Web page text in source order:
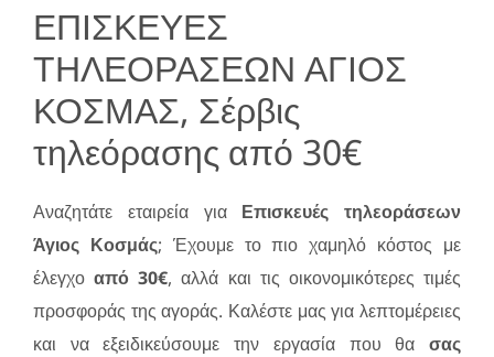
ΕΠΙΣΚΕΥΕΣ
ΤΗΛΕΟΡΑΣΕΩΝ ΑΓΙΟΣ
ΚΟΣΜΑΣ, Σέρβις
τηλεόρασης από 30€
Αναζητάτε εταιρεία για Επισκευές τηλεοράσεων
Άγιος Κοσμάς; Έχουμε το πιο χαμηλό κόστος με
έλεγχοαπό 30€, αλλά και τις οικονομικότερες τιμές
προσφοράς της αγοράς. Καλέστε μας για λεπτομέρειες
και να εξειδικεύσουμε την εργασία που θα σας